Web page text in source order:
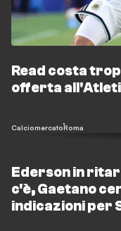
Read costa
offerta
CalciomercatoRoma
Ederson in
c'è, Gaetano
indicazioni per